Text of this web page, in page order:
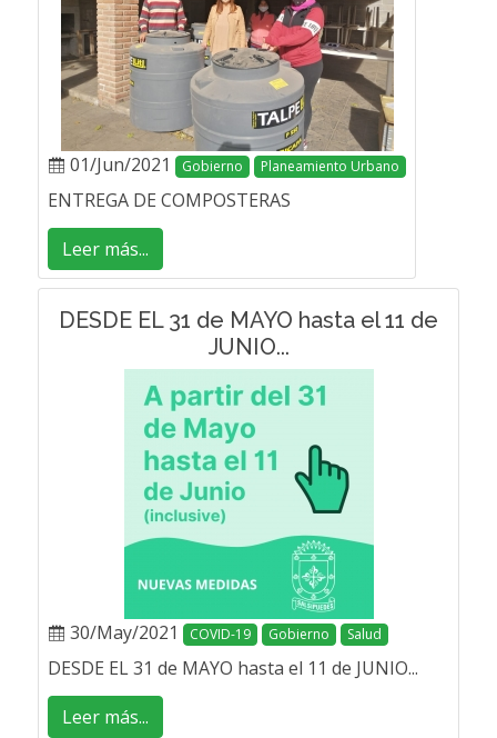
01/Jun/2021 Gobierno Planeamiento Urbano
ENTREGA DE COMPOSTERAS
Leer más...
DESDE EL 31 de MAYO hasta el 11 de
JUNIO...
30/May/2021 COVID-19 Gobierno Salud
DESDE EL 31 de MAYO hasta el 11 de JUNIO...
Leer más...